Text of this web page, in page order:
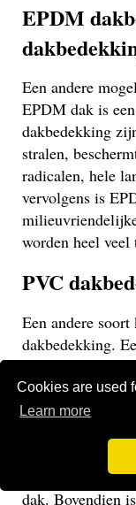
Cookies are used
Learn more
EPDM
Een andere
EPDM dak is
dakbedekking
stralen,
radicalen, hele
vervolgens is
worden heel veel
PVC
Een andere
dakbedekking.
dakbedekking
Een EPDM of
daarom een stuk
dezelfde
Het gaat
EPDM dak,
dak. Bovendien